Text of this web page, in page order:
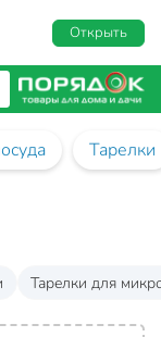
Открыть
Тарелки
Тарелки для